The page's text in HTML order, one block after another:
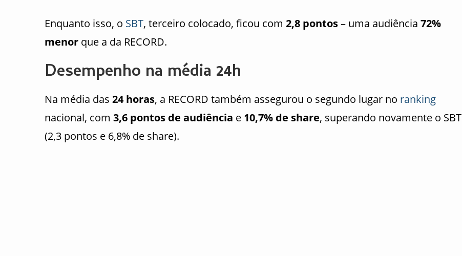
Enquanto isso, o SBT, terceiro colocado, ficou com 2,8 pontos– uma audiência 72%
menor que a da RECORD.
Desempenho na média 24h
Na média das 24 horas, a RECORD também assegurou o segundo lugar no ranking
nacional, com 3,6 pontos de audiência e 10,7% de share, superando novamente o SBT
(2,3 pontos e 6,8% de share).